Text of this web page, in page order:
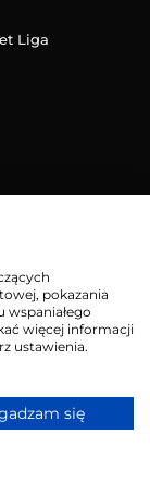
Liga
może
pokazania
wspaniałego
więcej informacji
ustawienia.
się